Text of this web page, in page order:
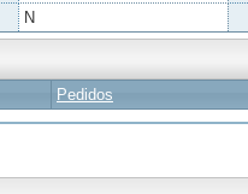
N
Pedidos